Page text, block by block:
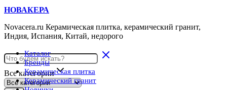
НОВАКЕРА
Novacera.ru Керамическая плитка, керамический гранит,
Индия, Испания, Китай, недорого
Все категории
Каталог
Бренды
Керамическая плитка
Керамический гранит